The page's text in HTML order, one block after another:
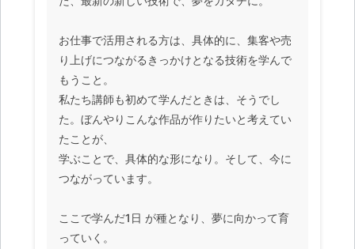
お仕事で活用される方は、具体的に、集客や売
り上げにつながるきっかけとなる技術を学んで
もうこと。
私たち講師も初めて学んだときは、そうでし
た。ぼんやりこんな作品が作りたいと考えてい
たことが、
学ぶことで、具体的な形になり。そして、今に
つながっています。
ここで学んだ1日 が種となり、夢に向かって育
っていく。